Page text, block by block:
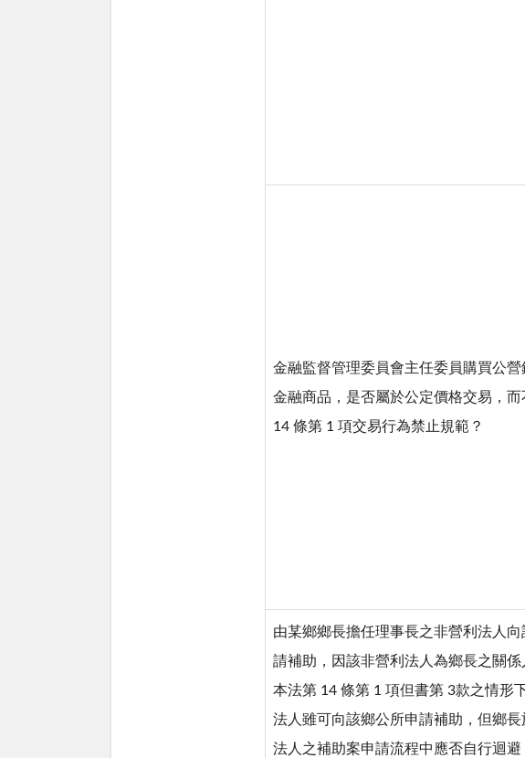
金融監督管理委員會主任委員購買公營
金融商品，是否屬於公定價格交易，而
14 條第 1 項交易行為禁止規範？
由某鄉鄉長擔任理事長之非營利法人向
請補助，因該非營利法人為鄉長之關係
本法第 14 條第 1 項但書第 3款之情形
法人雖可向該鄉公所申請補助，但鄉長
法人之補助案申請流程中應否自行迴避